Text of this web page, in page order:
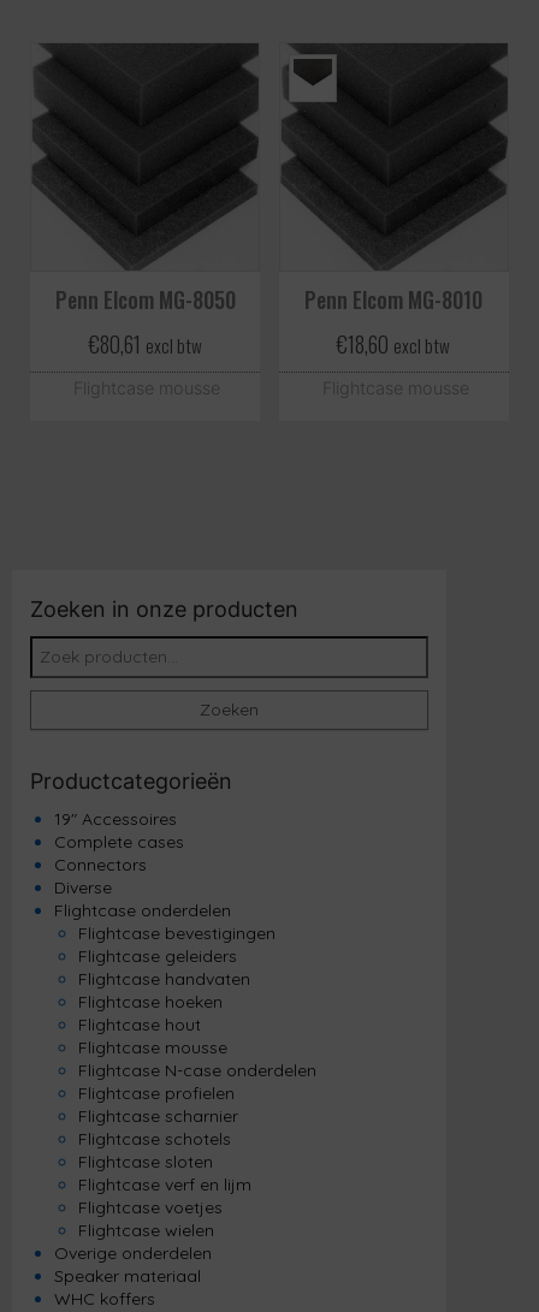
Penn Elcom MG-8050
€80,61 excl btw
Flightcase mousse
Penn Elcom MG-8010
€18,60 excl btw
Flightcase mousse
Zoeken in onze producten
Zoeken naar:
Zoeken
Productcategorieën
19" Accessoires
Complete cases
Connectors
Diverse
Flightcase onderdelen
Flightcase bevestigingen
Flightcase geleiders
Flightcase handvaten
Flightcase hoeken
Flightcase hout
Flightcase mousse
Flightcase N-case onderdelen
Flightcase profielen
Flightcase scharnier
Flightcase schotels
Flightcase sloten
Flightcase verf en lijm
Flightcase voetjes
Flightcase wielen
Overige onderdelen
Speaker materiaal
WHC koffers